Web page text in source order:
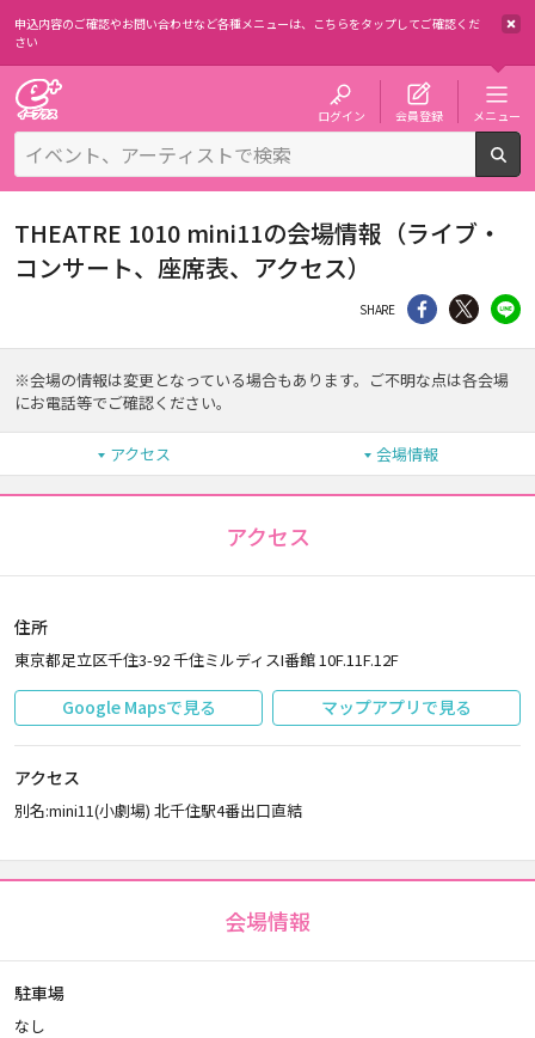
申込内容のご確認やお問い合わせなど各種メニューは、 こちらをタップしてご確認くだ
さい
ログイン 会員登録 メニュー
THEATRE 1010 mini11の会場情報（ライブ・
コンサート、座席表、アクセス）
SHARE シェア Twitter
※会場の情報は変更となっている場合もあります。ご不明な点は各会場
にお電話等でご確認ください。
アクセス 会場情報
アクセス
住所
東京都足立区千住3-92 千住ミルディスI番館 10F.11F.12F
Google Mapsで見る マップアプリで見る
アクセス
別名:mini11(小劇場) 北千住駅4番出口直結
会場情報
駐車場
なし